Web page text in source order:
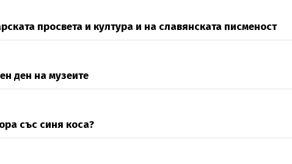
просвета и култура и на славянската писменост
ден на музеите
със синя коса?